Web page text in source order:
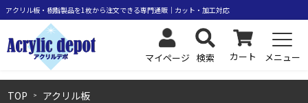
マイページ 検索 カート メニュー
TOP アクリル板